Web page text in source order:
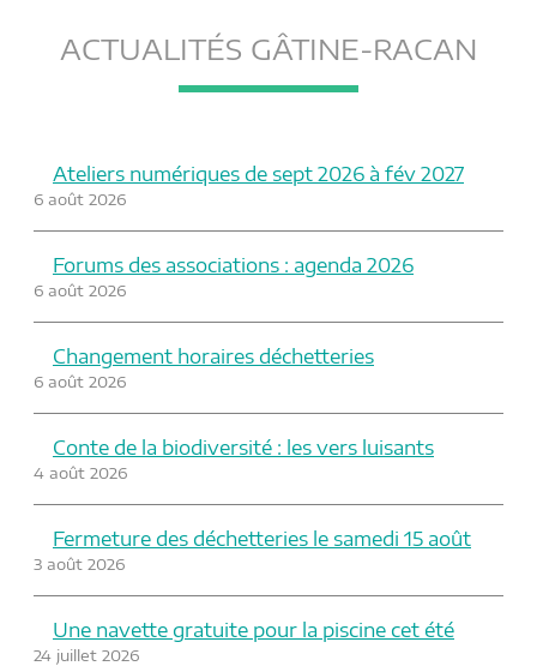
ACTUALITÉS GÂTINE-RACAN
Ateliers numériques de sept 2026 à fév 2027
6 août 2026
Forums des associations : agenda 2026
6 août 2026
Changement horaires déchetteries
6 août 2026
Conte de la biodiversité : les vers luisants
4 août 2026
Fermeture des déchetteries le samedi 15 août
3 août 2026
Une navette gratuite pour la piscine cet été
24 juillet 2026